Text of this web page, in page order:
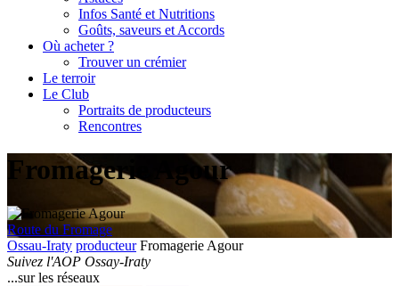
Infos Santé et Nutritions
Goûts, saveurs et Accords
Où acheter ?
Trouver un crémier
Le terroir
Le Club
Portraits de producteurs
Rencontres
Fromagerie Agour
Route du Fromage
Ossau-Iraty producteur Fromagerie Agour
Suivez l'AOP Ossay-Iraty
...sur les réseaux